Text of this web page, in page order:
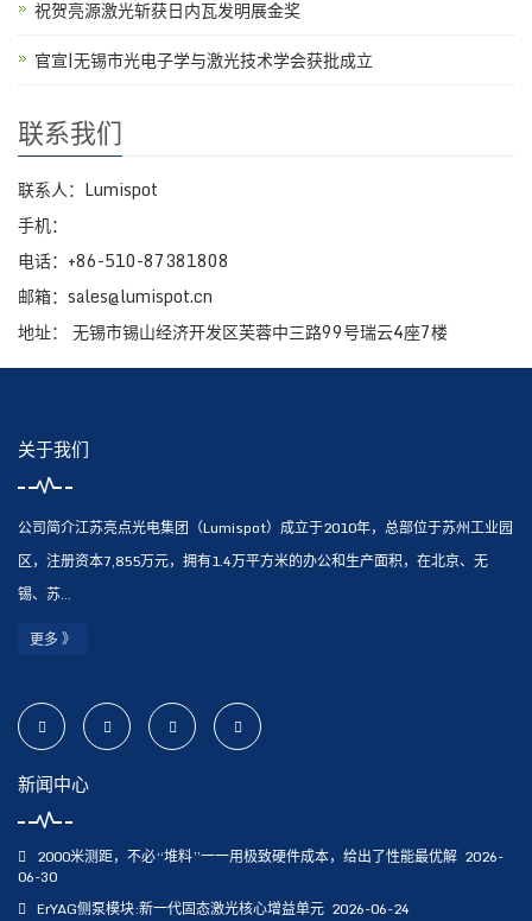
祝贺亮源激光斩获日内瓦发明展金奖
官宣|无锡市光电子学与激光技术学会获批成立
联系我们
联系人：Lumispot
手机：
电话：+86-510-87381808
邮箱：sales@lumispot.cn
地址： 无锡市锡山经济开发区芙蓉中三路99号瑞云4座7楼
关于我们
公司简介江苏亮点光电集团（Lumispot）成立于2010年，总部位于苏州工业园
区，注册资本7,855万元，拥有1.4万平方米的办公和生产面积，在北京、无
锡、苏...
更多 》
新闻中心
2000米测距，不必“堆料”一一用极致硬件成本，给出了性能最优解 2026-
06-30
ErYAG侧泵模块:新一代固态激光核心增益单元 2026-06-24